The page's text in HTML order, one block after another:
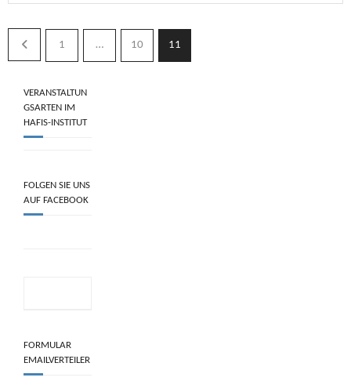
1 … 10 11
VERANSTALTUN
GSARTEN IM
HAFIS-INSTITUT
FOLGEN SIE UNS
AUF FACEBOOK
FORMULAR
EMAILVERTEILER